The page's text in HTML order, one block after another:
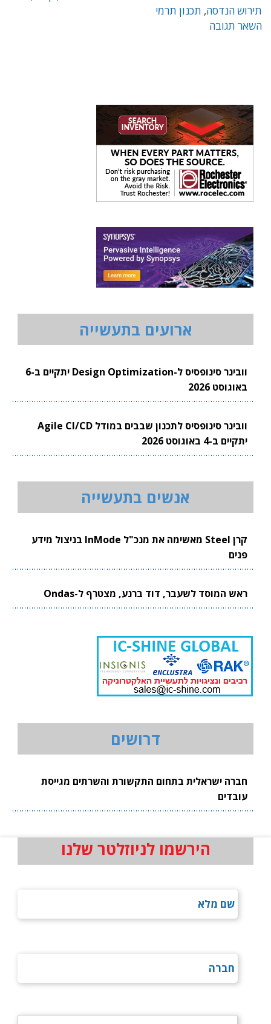
תירוש הנדסה, תכנון תרמי
השאר תגובה
ארועים בתעשייה
וובינר סינופסיס ל-Design Optimization יתקיים ב-6
באוגוסט 2026
וובינר סינופסיס לתכנון שבבים במודל Agile CI/CD
יתקיים ב-4 באוגוסט 2026
אנשים בתעשייה
קרן Steel מאשימה את מנכ"ל InMode בניצול מידע
פנים
ראש המוסד לשעבר, דוד ברנע, מצטרף ל-Ondas
דרושים
חברה ישראלית בתחום התקשורת והשרתים מגייסת
עובדים
הירשמו לניוזלטר שלנו